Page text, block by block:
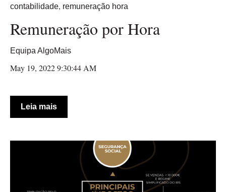
contabilidade, remuneração hora
Remuneração por Hora
Equipa AlgoMais
May 19, 2022 9:30:44 AM
Leia mais